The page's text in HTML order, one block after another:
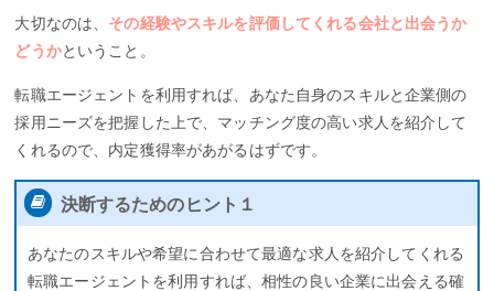
大切なのは、 その経験やスキルを評価してくれる会社と出会うか
どうかということ。
転職エージェントを利用すれば、あなた自身のスキルと企業側の
採用ニーズを把握した上で、マッチング度の高い求人を紹介して
くれるので、内定獲得率があがるはずです。
決断するためのヒント１
あなたのスキルや希望に合わせて最適な求人を紹介してくれる
転職エージェントを利用すれば、相性の良い企業に出会える確